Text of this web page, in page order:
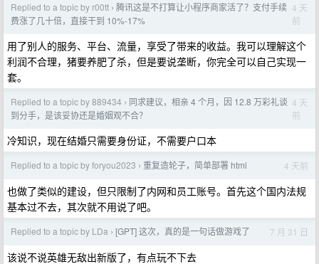
Replied to a topic by r00tt › 腾讯这是不打算让小程序商家活了？支付手续
费涨了几十倍，直接干到 10%-17%
4 天
前
用了别人的服务、平台、流量，享受了带来的收益。我可以理解这个
利润不合理，猪要养肥了杀，但是要说垄断，你完全可以自己实现一
套。
Replied to a topic by 889434 › 同求建议，相亲 4 个月，因 12.8 万彩礼谈
到分手，是该妥协还是婚姻观不合？
4 天
前
冷知识，现在结婚只需要身份证，不需要户口本
Replied to a topic by foryou2023 › 重复造轮子，简单部署 html 4 天前
也做了类似的建设，但只限制了内网和员工账号。首先这个国内法规
基本过不去，其次就不用说了吧。
Replied to a topic by LDa › [GPT] 这次，真的是一句话做游戏了 7 月 31 日
该说不说英雄无敌出新版了，有点玩不下去